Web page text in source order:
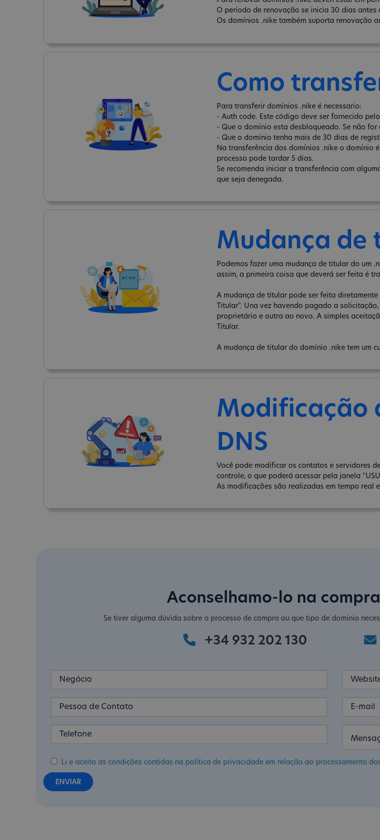
O período de renovação se inicia 30 dias antes
Os domínios .nike também suporta renovação
Como
Para transferir domínios .nike é necessario:
- Auth code. Este código deve ser fornecido
- Que o domínio esta desbloqueado. Se não
- Que o domínio tenha mais de 30 dias de
Na transferência dos domínios .nike o domínio
processo pode tardar 5 dias.
Se recomenda iniciar a transferência com
que seja denegada.
Mudança de
Podemos fazer uma mudança de titular do um
assim, a primeira coisa que deverá ser feita é
A mudança de titular pode ser feita
Titular". Una vez havendo pagado a
proprietário e outra ao novo. A simples
Titular.
A mudança de titular do domínio .nike tem um
Modificação
DNS
Você pode modificar os contatos e servidores
controle, o que poderá acessar pela janela
As modificações são realizadas em tempo real
Aconselhamo-lo na
Se tiver alguma dúvida sobre o processo de compra ou que tipo de domínio
+34 932 202 130
Li e aceito as condições contidas na política de privacidade em relação ao processamento